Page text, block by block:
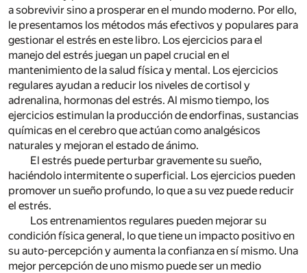
a sobrevivir sino a prosperar en el mundo moderno. Por ello,
le presentamos los métodos más efectivos y populares para
gestionar el estrés en este libro. Los ejercicios para el
manejo del estrés juegan un papel crucial en el
mantenimiento de la salud física y mental. Los ejercicios
regulares ayudan a reducir los niveles de cortisol y
adrenalina, hormonas del estrés. Al mismo tiempo, los
ejercicios estimulan la producción de endorfinas, sustancias
químicas en el cerebro que actúan como analgésicos
naturales y mejoran el estado de ánimo.
El estrés puede perturbar gravemente su sueño,
haciéndolo intermitente o superficial. Los ejercicios pueden
promover un sueño profundo, lo que a su vez puede reducir
el estrés.
Los entrenamientos regulares pueden mejorar su
condición física general, lo que tiene un impacto positivo en
su auto-percepción y aumenta la confianza en sí mismo. Una
mejor percepción de uno mismo puede ser un medio